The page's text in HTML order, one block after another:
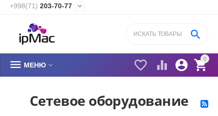
+998(71) 203-70-77 
0


 

 МЕНЮ 
Сетевое оборудование